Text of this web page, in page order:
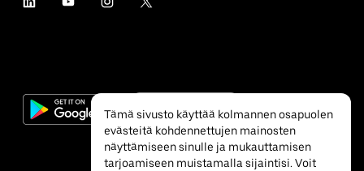
Tämä sivusto käyttää kolmannen osapuolen
evästeitä kohdennettujen mainosten
näyttämiseen sinulle ja mukauttamisen
tarjoamiseen muistamalla sijaintisi. Voit